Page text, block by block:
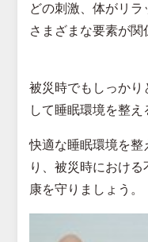
どの刺激、体がリラ
さまざまな要素が関
被災時でもしっかり
して睡眠環境を整え
快適な睡眠環境を整
り、被災時におけ
康を守りましょう。